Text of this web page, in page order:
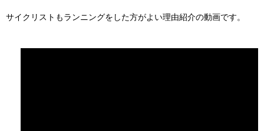
サイクリストもランニングをした方がよい理由紹介の動画です。